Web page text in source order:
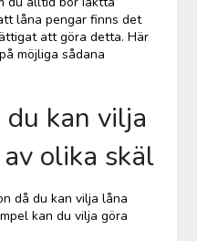
låna pengar finns det
att göra detta. Här
möjliga sådana
kan vilja
olika skäl
då du kan vilja låna
kan du vilja göra